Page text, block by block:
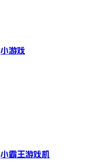
小游戏
小霸王游戏机